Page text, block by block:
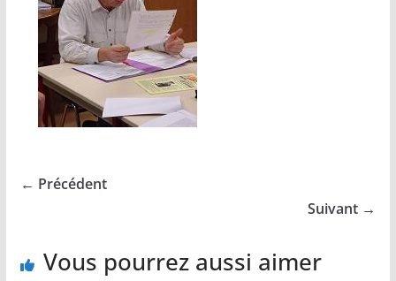
← Précédent
Suivant →
Vous pourrez aussi aimer